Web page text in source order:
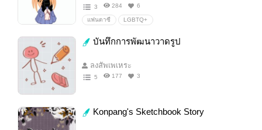
3 284 6
แฟนตาซี LGBTQ+
บันทึกการพัฒนาวาดรูป
ลงสัพเพเหระ
5 177 3
Konpang's Sketchbook Story